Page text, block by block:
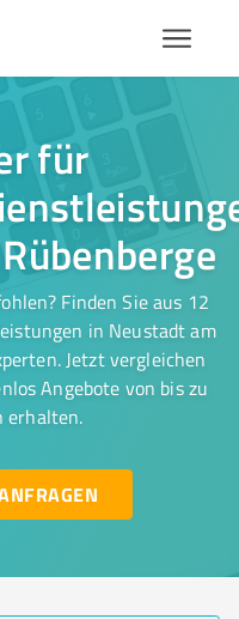
für
Finden Sie aus 12
in Neustadt am
Jetzt vergleichen
Angebote von bis zu
erhalten.